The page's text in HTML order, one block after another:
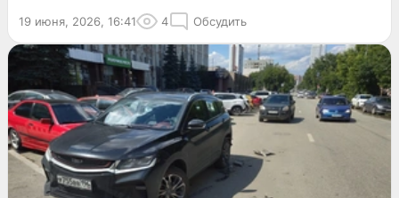
19 июня, 2026, 16:41 4 Обсудить